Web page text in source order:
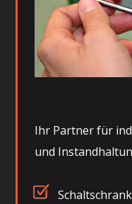
Ihr Partner für
und